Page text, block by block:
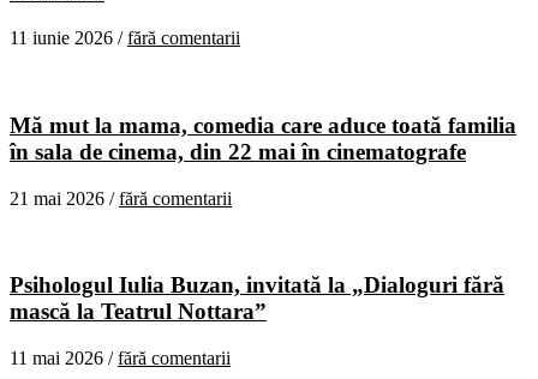
11 iunie 2026 /fără comentarii
Mă mut la mama, comedia care aduce toată familia
în sala de cinema, din 22 mai în cinematografe
21 mai 2026 /fără comentarii
Psihologul Iulia Buzan, invitată la „Dialoguri fără
mască la Teatrul Nottara”
11 mai 2026 /fără comentarii